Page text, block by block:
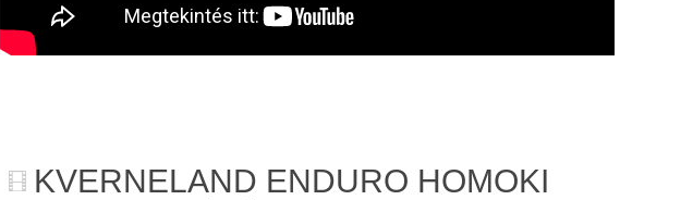
KVERNELAND ENDURO HOMOKI